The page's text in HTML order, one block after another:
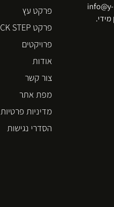
צרו עימנו קשר באמצעות דוא״ל info@y-
פרקט עץ
פרקט QUICK STEP
פרויקטים
אודות
צור קשר
מפת אתר
מדיניות פרטיות
הסדרי נגישות